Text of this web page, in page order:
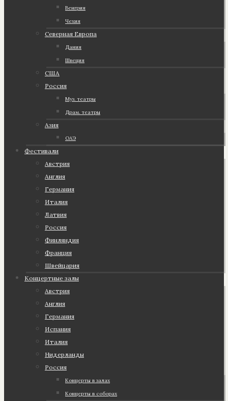
Венгрия
Чехия
Северная Европа
Дания
Швеция
США
Россия
Муз. театры
Драм. театры
Азия
ОАЭ
Фестивали
Австрия
Англия
Германия
Италия
Латвия
Россия
Финляндия
Франция
Швейцария
Концертные залы
Австрия
Англия
Германия
Испания
Италия
Нидерланды
Россия
Концерты в залах
Концерты в соборах